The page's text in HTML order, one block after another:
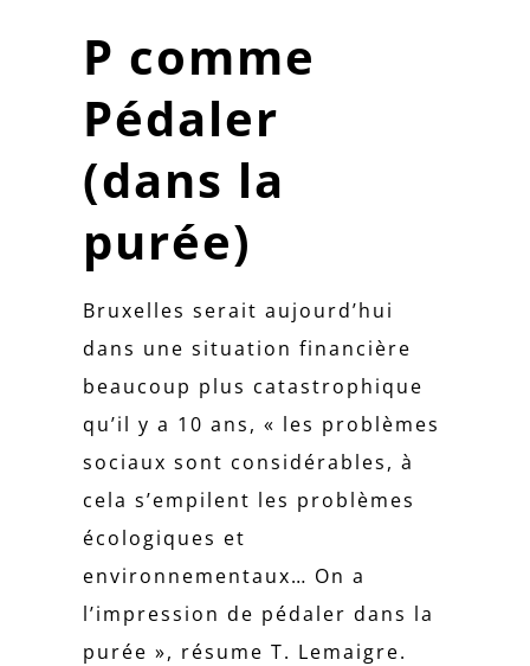
P comme
Pédaler
(dans la
purée)
Bruxelles serait aujourd’hui
dans une situation financière
beaucoup plus catastrophique
qu’il y a 10 ans, « les problèmes
sociaux sont considérables, à
cela s’empilent les problèmes
écologiques et
environnementaux… On a
l’impression de pédaler dans la
purée », résume T. Lemaigre.